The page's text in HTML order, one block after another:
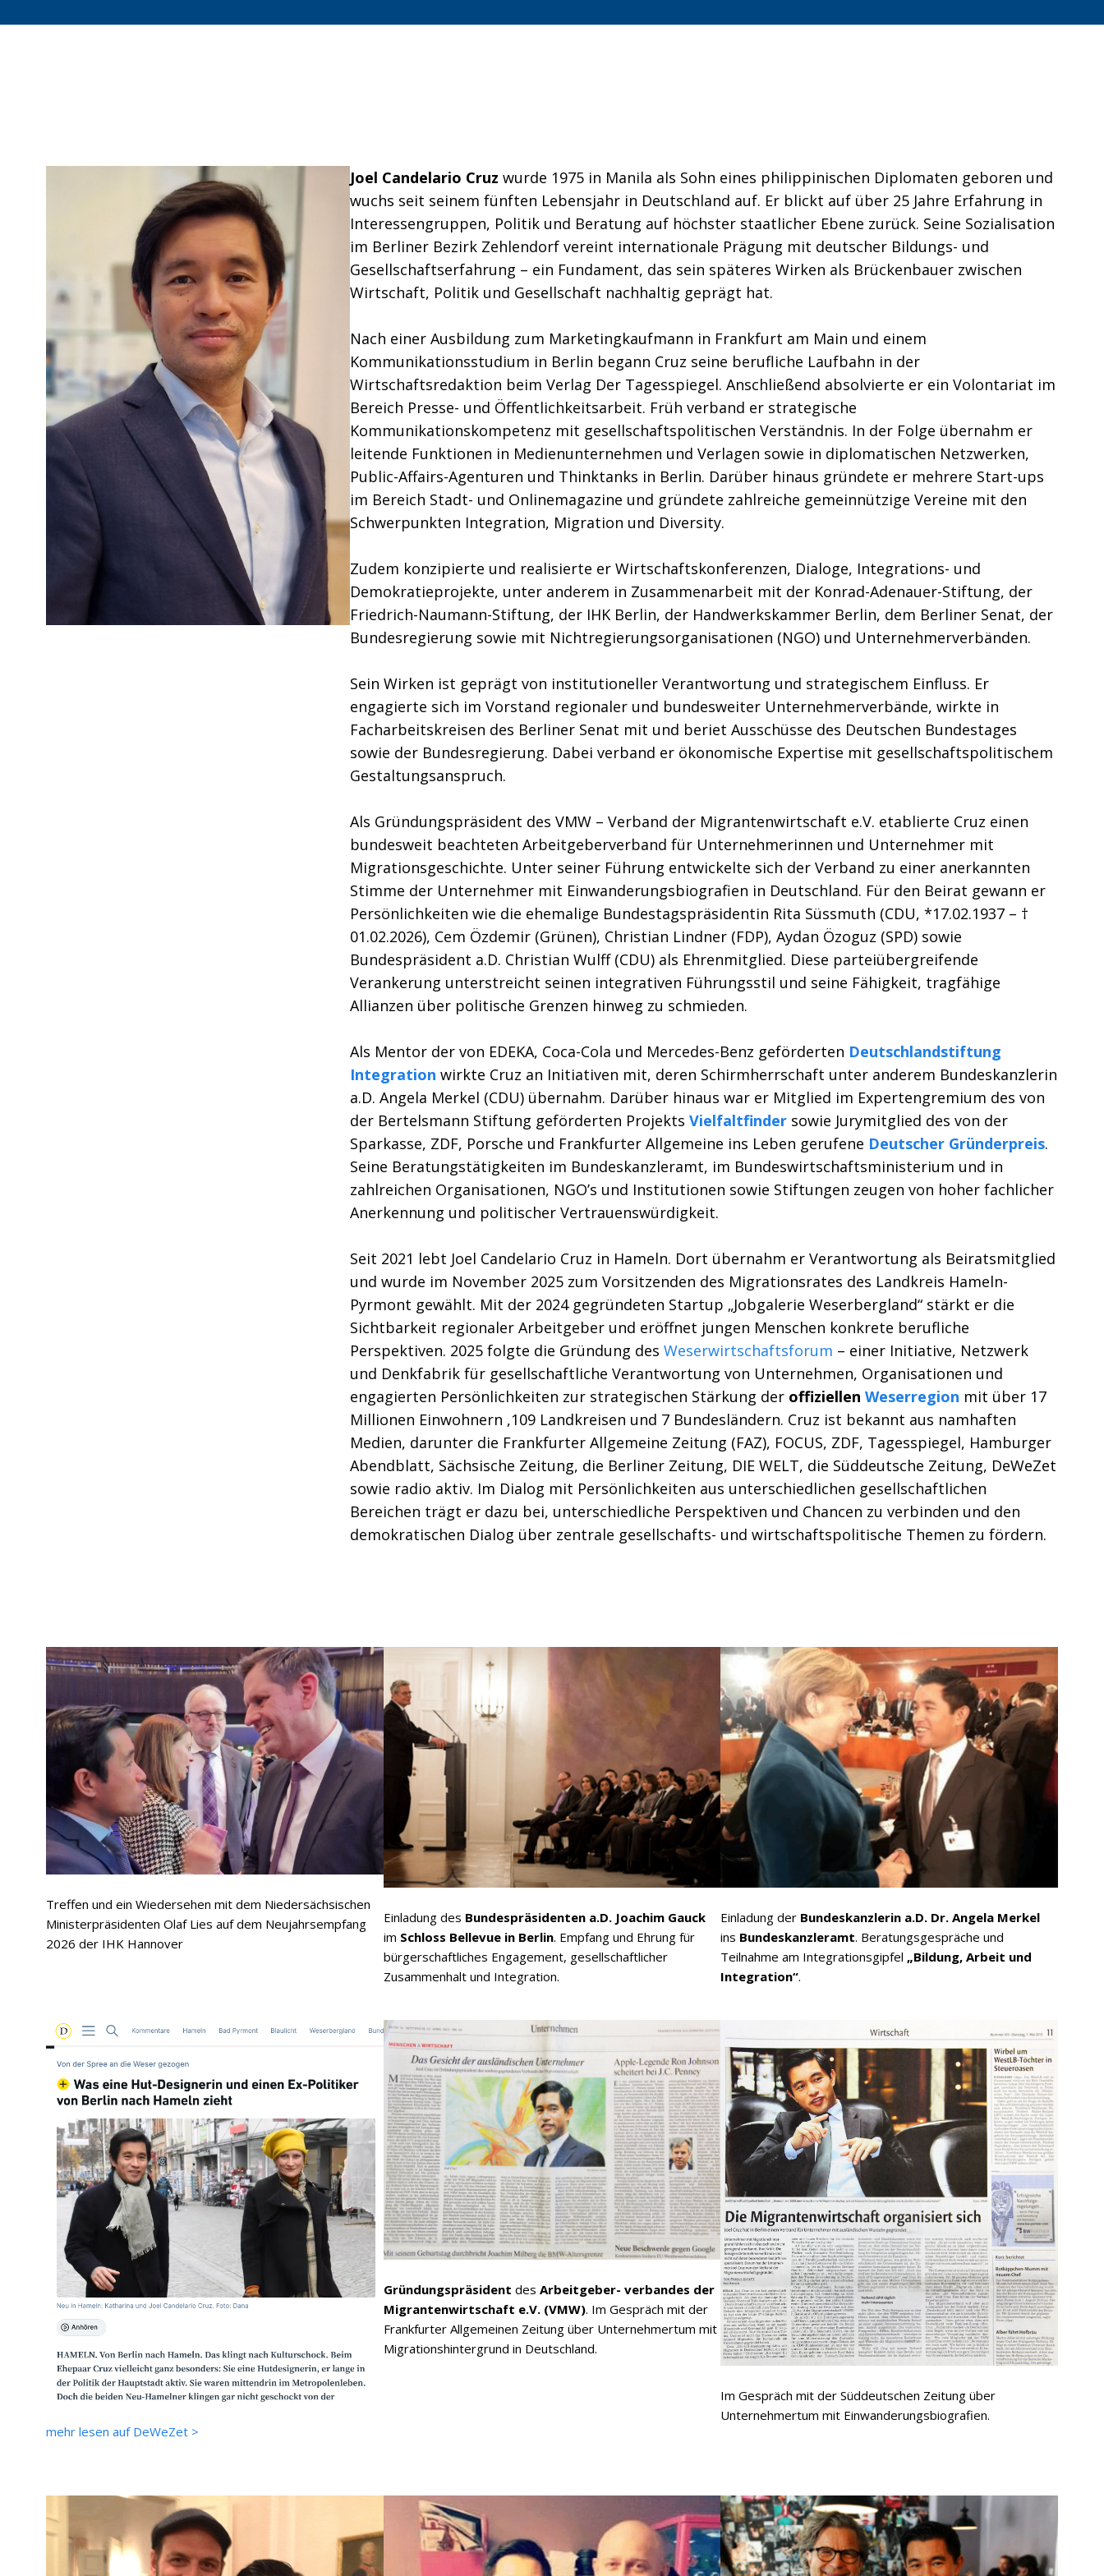
Joel Candelario Cruz wurde 1975 in Manila als Sohn eines philippinischen Diplomaten geboren und
wuchs seit seinem fünften Lebensjahr in Deutschland auf. Er blickt auf über 25 Jahre Erfahrung in
Interessengruppen, Politik und Beratung auf höchster staatlicher Ebene zurück. Seine Sozialisation
im Berliner Bezirk Zehlendorf vereint internationale Prägung mit deutscher Bildungs- und
Gesellschaftserfahrung – ein Fundament, das sein späteres Wirken als Brückenbauer zwischen
Wirtschaft, Politik und Gesellschaft nachhaltig geprägt hat.
Nach einer Ausbildung zum Marketingkaufmann in Frankfurt am Main und einem
Kommunikationsstudium in Berlin begann Cruz seine berufliche Laufbahn in der
Wirtschaftsredaktion beim Verlag Der Tagesspiegel. Anschließend absolvierte er ein Volontariat im
Bereich Presse- und Öffentlichkeitsarbeit. Früh verband er strategische
Kommunikationskompetenz mit gesellschaftspolitischen Verständnis. In der Folge übernahm er
leitende Funktionen in Medienunternehmen und Verlagen sowie in diplomatischen Netzwerken,
Public-Affairs-Agenturen und Thinktanks in Berlin. Darüber hinaus gründete er mehrere Start-ups
im Bereich Stadt- und Onlinemagazine und gründete zahlreiche gemeinnützige Vereine mit den
Schwerpunkten Integration, Migration und Diversity.
Zudem konzipierte und realisierte er Wirtschaftskonferenzen, Dialoge, Integrations- und
Demokratieprojekte, unter anderem in Zusammenarbeit mit der Konrad-Adenauer-Stiftung, der
Friedrich-Naumann-Stiftung, der IHK Berlin, der Handwerkskammer Berlin, dem Berliner Senat, der
Bundesregierung sowie mit Nichtregierungsorganisationen (NGO) und Unternehmerverbänden.
Sein Wirken ist geprägt von institutioneller Verantwortung und strategischem Einfluss. Er
engagierte sich im Vorstand regionaler und bundesweiter Unternehmerverbände, wirkte in
Facharbeitskreisen des Berliner Senat mit und beriet Ausschüsse des Deutschen Bundestages
sowie der Bundesregierung. Dabei verband er ökonomische Expertise mit gesellschaftspolitischem
Gestaltungsanspruch.
Als Gründungspräsident des VMW – Verband der Migrantenwirtschaft e.V. etablierte Cruz einen
bundesweit beachteten Arbeitgeberverband für Unternehmerinnen und Unternehmer mit
Migrationsgeschichte. Unter seiner Führung entwickelte sich der Verband zu einer anerkannten
Stimme der Unternehmer mit Einwanderungsbiografien in Deutschland. Für den Beirat gewann er
Persönlichkeiten wie die ehemalige Bundestagspräsidentin Rita Süssmuth (CDU, *17.02.1937 – †
01.02.2026), Cem Özdemir (Grünen), Christian Lindner (FDP), Aydan Özoguz (SPD) sowie
Bundespräsident a.D. Christian Wulff (CDU) als Ehrenmitglied. Diese parteiübergreifende
Verankerung unterstreicht seinen integrativen Führungsstil und seine Fähigkeit, tragfähige
Allianzen über politische Grenzen hinweg zu schmieden.
Als Mentor der von EDEKA, Coca-Cola und Mercedes-Benz geförderten Deutschlandstiftung
Integration wirkte Cruz an Initiativen mit, deren Schirmherrschaft unter anderem Bundeskanzlerin
a.D. Angela Merkel (CDU) übernahm. Darüber hinaus war er Mitglied im Expertengremium des von
der Bertelsmann Stiftung geförderten Projekts Vielfaltfinder sowie Jurymitglied des von der
Sparkasse, ZDF, Porsche und Frankfurter Allgemeine ins Leben gerufene Deutscher Gründerpreis.
Seine Beratungstätigkeiten im Bundeskanzleramt, im Bundeswirtschaftsministerium und in
zahlreichen Organisationen, NGO’s und Institutionen sowie Stiftungen zeugen von hoher fachlicher
Anerkennung und politischer Vertrauenswürdigkeit.
Seit 2021 lebt Joel Candelario Cruz in Hameln. Dort übernahm er Verantwortung als Beiratsmitglied
und wurde im November 2025 zum Vorsitzenden des Migrationsrates des Landkreis Hameln-
Pyrmont gewählt. Mit der 2024 gegründeten Startup „Jobgalerie Weserbergland“ stärkt er die
Sichtbarkeit regionaler Arbeitgeber und eröffnet jungen Menschen konkrete berufliche
Perspektiven. 2025 folgte die Gründung des Weserwirtschaftsforum – einer Initiative, Netzwerk
und Denkfabrik für gesellschaftliche Verantwortung von Unternehmen, Organisationen und
engagierten Persönlichkeiten zur strategischen Stärkung der offiziellen Weserregion mit über 17
Millionen Einwohnern ,109 Landkreisen und 7 Bundesländern. Cruz ist bekannt aus namhaften
Medien, darunter die Frankfurter Allgemeine Zeitung (FAZ), FOCUS, ZDF, Tagesspiegel, Hamburger
Abendblatt, Sächsische Zeitung, die Berliner Zeitung, DIE WELT, die Süddeutsche Zeitung, DeWeZet
sowie radio aktiv. Im Dialog mit Persönlichkeiten aus unterschiedlichen gesellschaftlichen
Bereichen trägt er dazu bei, unterschiedliche Perspektiven und Chancen zu verbinden und den
demokratischen Dialog über zentrale gesellschafts- und wirtschaftspolitische Themen zu fördern.
Treffen und ein Wiedersehen mit dem Niedersächsischen
Ministerpräsidenten Olaf Lies auf dem Neujahrsempfang
2026 der IHK Hannover
Einladung des Bundespräsidenten a.D. Joachim Gauck
im Schloss Bellevue in Berlin. Empfang und Ehrung für
bürgerschaftliches Engagement, gesellschaftlicher
Zusammenhalt und Integration.
Einladung der Bundeskanzlerin a.D. Dr. Angela Merkel
ins Bundeskanzleramt. Beratungsgespräche und
Teilnahme am Integrationsgipfel „Bildung, Arbeit und
Integration“.
mehr lesen auf DeWeZet >
Gründungspräsident des Arbeitgeber- verbandes der
Migrantenwirtschaft e.V. (VMW). Im Gespräch mit der
Frankfurter Allgemeinen Zeitung über Unternehmertum mit
Migrationshintergrund in Deutschland.
Im Gespräch mit der Süddeutschen Zeitung über
Unternehmertum mit Einwanderungsbiografien.